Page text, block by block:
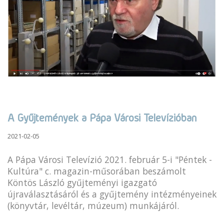
A Gyűjtemények a Pápa Városi Televízióban
2021-02-05
A Pápa Városi Televízió 2021. február 5-i "Péntek -
Kultúra" c. magazin-műsorában beszámolt
Köntös László gyűjteményi igazgató
újraválasztásáról és a gyűjtemény intézményeinek
(könyvtár, levéltár, múzeum) munkájáról.